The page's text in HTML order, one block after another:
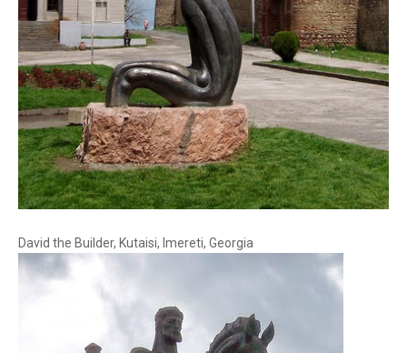
David the Builder, Kutaisi, Imereti, Georgia